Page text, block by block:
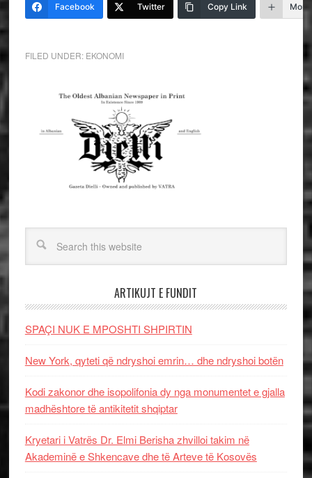
Facebook Twitter Copy Link More
FILED UNDER: EKONOMI
ARTIKUJT E FUNDIT
SPAÇI NUK E MPOSHTI SHPIRTIN
New York, qyteti që ndryshoi emrin… dhe ndryshoi botën
Kodi zakonor dhe isopolifonia dy nga monumentet e gjalla
madhështore të antikitetit shqiptar
Kryetari i Vatrës Dr. Elmi Berisha zhvilloi takim në
Akademinë e Shkencave dhe të Arteve të Kosovës